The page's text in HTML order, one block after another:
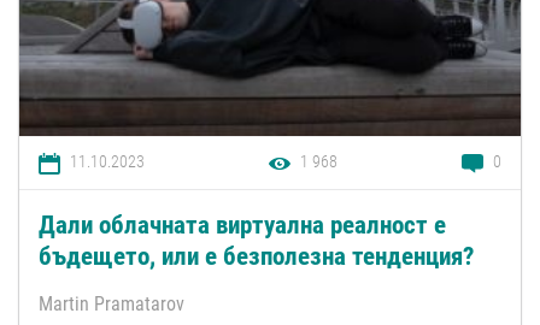
11.10.2023 1 968 0
Дали облачната виртуална реалност е
бъдещето, или е безполезна тенденция?
Martin Pramatarov